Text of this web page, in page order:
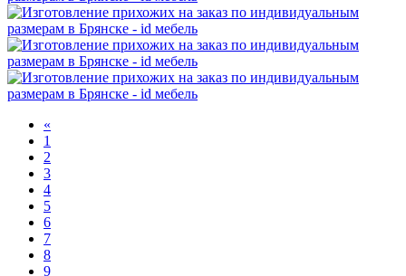
«
1
2
3
4
5
6
7
8
9